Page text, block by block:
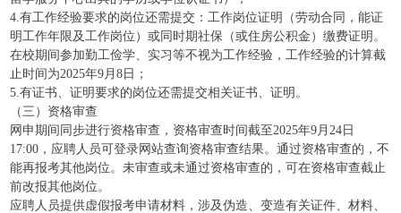
4.有工作经验要求的岗位还需提交：工作岗位证明（劳动合同，能证
明工作年限及工作岗位）或同时期社保（或住房公积金）缴费证明。
在校期间参加勤工俭学、实习等不视为工作经验，工作经验的计算截
止时间为2025年9月8日；
5.有证书、证明要求的岗位还需提交相关证书、证明。
（三）资格审查
网申期间同步进行资格审查，资格审查时间截至2025年9月24日
17:00，应聘人员可登录网站查询资格审查结果。通过资格审查的，不
能再报考其他岗位。未审查或未通过资格审查的，可在资格审查截止
前改报其他岗位。
应聘人员提供虚假报考申请材料，涉及伪造、变造有关证件、材料、